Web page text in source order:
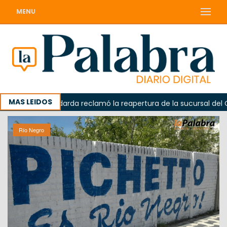
MENU
MAS LEIDOSOdarda reclamó la reapertura de la sucursal del
Río Negro